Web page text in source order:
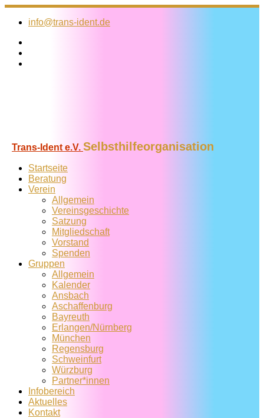
Zum
Inhalt
info@trans-ident.de
Trans-Ident e.V. Selbsthilfeorganisation
Startseite
Beratung
Verein
Allgemein
Vereins­geschichte
Satzung
Mitglied­schaft
Vorstand
Spenden
Gruppen
Allgemein
Kalender
Ansbach
Aschaffenburg
Bayreuth
Erlangen/Nürnberg
München
Regensburg
Schweinfurt
Würzburg
Partner*innen
Infobereich
Aktuelles
Kontakt